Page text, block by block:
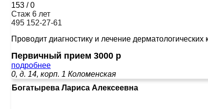
153 /0
Стаж 6 лет
495 152-27-61
Проводит диагностику и лечение
Первичный прием 3000 р
подробнее
0, д. 14, корп. 1 Коломенская
Богатырева Лариса Алексеевна